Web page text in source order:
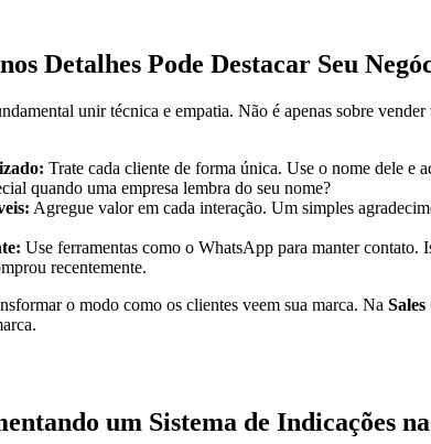
Detalhes Pode Destacar Seu
unir técnica e empatia. Não é apenas sobre
Trate cada cliente de forma única. Use o nome dele e
quando uma empresa lembra do seu nome?
Agregue valor em cada interação. Um simples
Use ferramentas como o WhatsApp para manter contato.
recentemente.
o modo como os clientes veem sua marca. Na
um Sistema de Indicações